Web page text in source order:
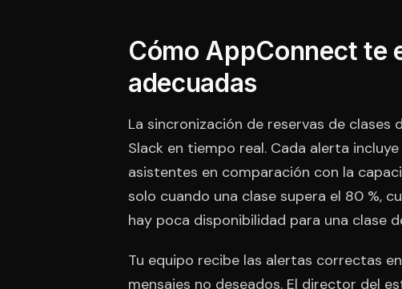
Cómo AppConnect te
adecuadas
La sincronización de reservas de
Slack en tiempo real. Cada alerta
asistentes en comparación con la
solo cuando una clase supera el 80 %,
hay poca disponibilidad para una clase
Tu equipo recibe las alertas correctas
mensajes no deseados. El director del